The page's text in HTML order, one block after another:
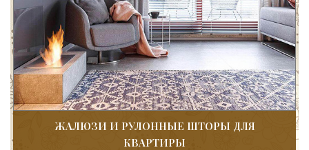
ЖАЛЮЗИ И РУЛОННЫЕ ШТОРЫ ДЛЯ
КВАРТИРЫ